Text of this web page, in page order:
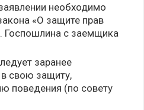
необходимо
«О защите прав
Госпошлина с заемщика
заранее
свою защиту,
поведения (по совету